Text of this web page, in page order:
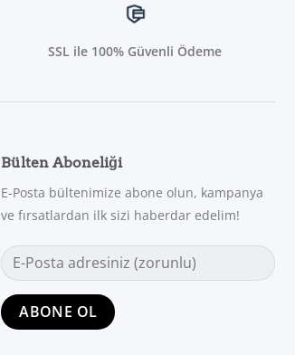
SSL ile 100% Güvenli Ödeme
Bülten Aboneliği
E-Posta bültenimize abone olun, kampanya
ve fırsatlardan ilk sizi haberdar edelim!